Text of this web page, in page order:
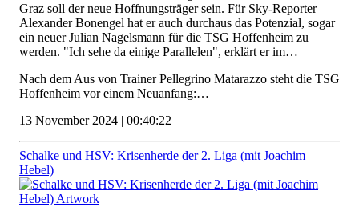
Graz soll der neue Hoffnungsträger sein. Für Sky-Reporter
Alexander Bonengel hat er auch durchaus das Potenzial, sogar
ein neuer Julian Nagelsmann für die TSG Hoffenheim zu
werden. "Ich sehe da einige Parallelen", erklärt er im…
Nach dem Aus von Trainer Pellegrino Matarazzo steht die TSG
Hoffenheim vor einem Neuanfang:…
13 November 2024 | 00:40:22
Schalke und HSV: Krisenherde der 2. Liga (mit Joachim
Hebel)